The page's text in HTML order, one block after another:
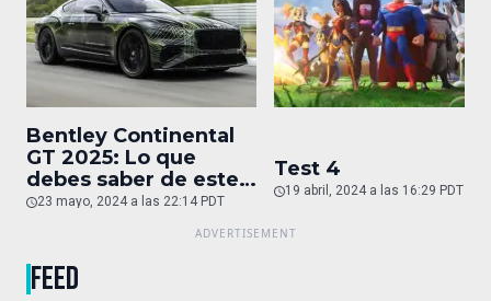
Bentley Continental
GT 2025: Lo que
debes saber de este
auto de superlujo
23 mayo, 2024 a las 22:14 PDT
Test 4
19 abril, 2024 a las 16:29 PDT
FEED